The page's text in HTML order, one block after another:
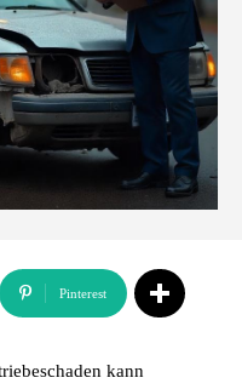
Pinterest
kann